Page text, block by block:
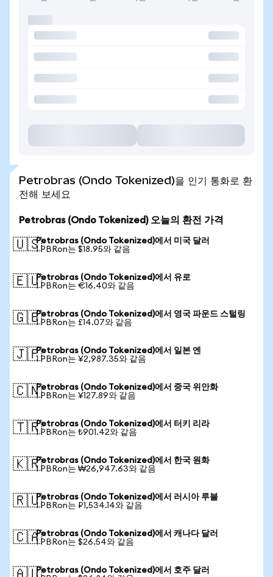
Petrobras (Ondo Tokenized)을 인기 통화로 환
전해 보세요
Petrobras (Ondo Tokenized) 오늘의 환전 가격
🇺🇸Petrobras (Ondo Tokenized)에서 미국 달러
1 PBRon는 $18.95와 같음
🇪🇺Petrobras (Ondo Tokenized)에서 유로
1 PBRon는 €16.40와 같음
🇬🇧Petrobras (Ondo Tokenized)에서 영국 파운드 스털링
1 PBRon는 £14.07와 같음
🇯🇵Petrobras (Ondo Tokenized)에서 일본 엔
1 PBRon는 ¥2,987.35와 같음
🇨🇳Petrobras (Ondo Tokenized)에서 중국 위안화
1 PBRon는 ¥127.89와 같음
🇹🇷Petrobras (Ondo Tokenized)에서 터키 리라
1 PBRon는 ₺901.42와 같음
🇰🇷Petrobras (Ondo Tokenized)에서 한국 원화
1 PBRon는 ₩26,947.63와 같음
🇷🇺Petrobras (Ondo Tokenized)에서 러시아 루블
1 PBRon는 ₽1,534.14와 같음
🇨🇦Petrobras (Ondo Tokenized)에서 캐나다 달러
1 PBRon는 $26.54와 같음
Petrobras (Ondo Tokenized)에서 호주 달러